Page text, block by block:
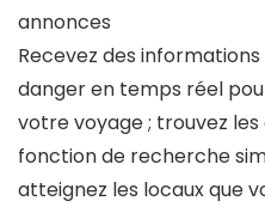
annonces
Recevez des
danger en temps réel
votre voyage ; trouvez
fonction de recherche
atteignez les locaux que